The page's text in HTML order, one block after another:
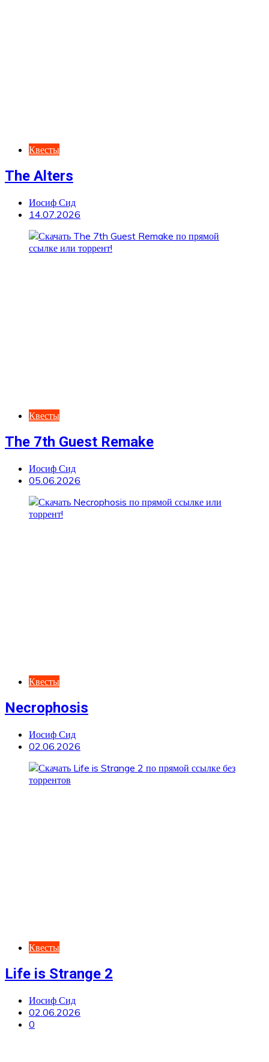
Квесты
The Alters
Иосиф Сид
14.07.2026
Квесты
The 7th Guest Remake
Иосиф Сид
05.06.2026
Квесты
Necrophosis
Иосиф Сид
02.06.2026
Квесты
Life is Strange 2
Иосиф Сид
02.06.2026
0